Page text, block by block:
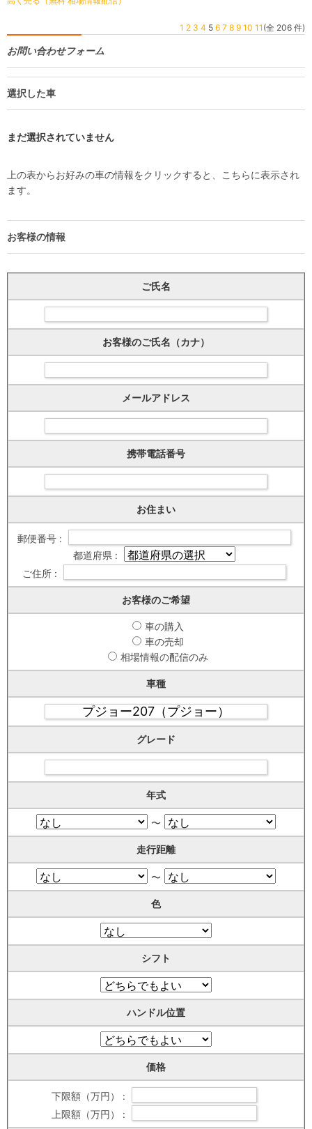
1 2 3 4 5 6 7 8 9 10 11 (全 206 件)
お問い合わせフォーム
選択した車
まだ選択されていません
上の表からお好みの車の情報をクリックすると、こちらに表示され
ます。
お客様の情報
ご氏名
お客様のご氏名（カナ）
メールアドレス
携帯電話番号
お住まい
郵便番号 :
都道府県 :
ご住所 :
お客様のご希望
車の購入
車の売却
相場情報の配信のみ
車種
グレード
年式
〜
走行距離
〜
色
シフト
ハンドル位置
価格
下限額（万円） :
上限額（万円） :